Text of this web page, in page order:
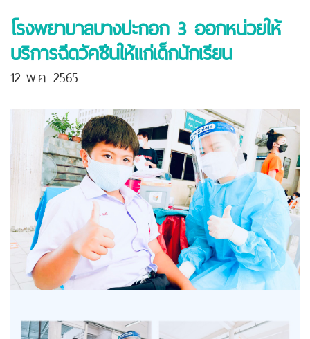
โรงพยาบาลบางปะกอก 3 ออกหน่วยให้
บริการฉีดวัคซีนให้แก่เด็กนักเรียน
12 พ.ค. 2565